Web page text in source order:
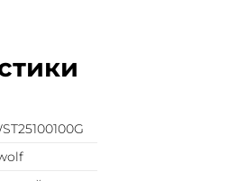
деки выполнено из
к деке на 2 винтах.
прочной стали под
хомута. Колёса
100 мм с износостойким